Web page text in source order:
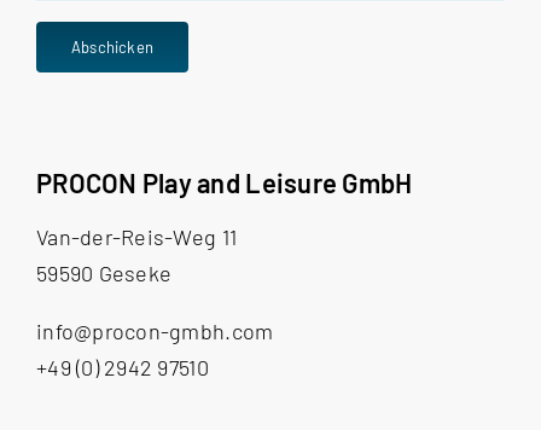
Bitte
angezeigten
Zeichen
ein,
zu
bestätigen,
Abschicken
PROCON Play and Leisure GmbH
Van-der-Reis-Weg 11
59590 Geseke
info@procon-gmbh.com
+49 (0) 2942 97510